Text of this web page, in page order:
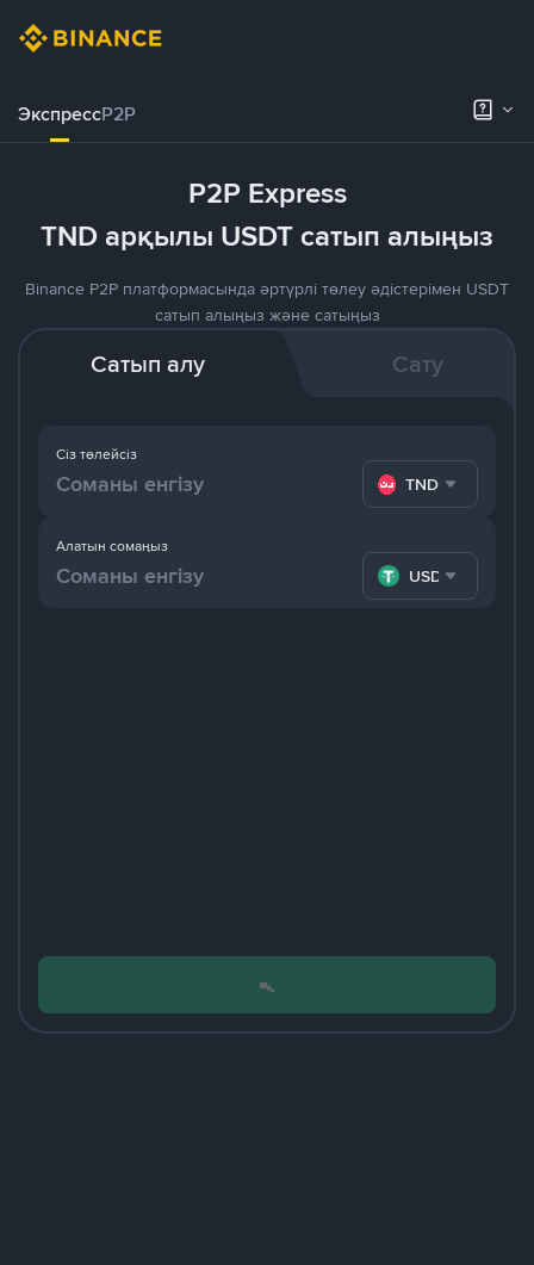
ЭкспрессP2P
P2P Express
TND арқылы USDT сатып алыңыз
Binance P2P платформасында әртүрлі төлеу әдістерімен USDT
сатып алыңыз және сатыңыз
Сатып алу Сату
Сіз төлейсіз
TND
Алатын сомаңыз
USDT